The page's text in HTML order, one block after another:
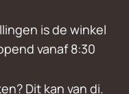
is de winkel
vanaf 8:30
Dit kan van di.